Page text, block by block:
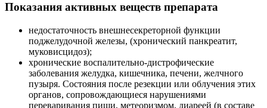
Показания активных веществ препарата
недостаточность внешнесекреторной функции
поджелудочной железы, (хронический панкреатит,
муковисцидоз);
хронические воспалительно-дистрофические
заболевания желудка, кишечника, печени, желчного
пузыря. Состояния после резекции или облучения этих
органов, сопровождающиеся нарушениями
переваривания пищи, метеоризмом, диареей (в составе